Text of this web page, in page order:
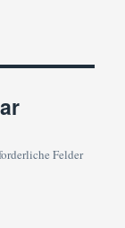
Felder